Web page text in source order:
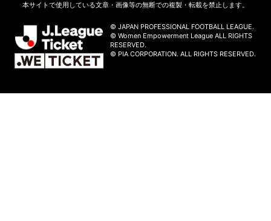
本サイトで使用している文章・画像等の無断での複製・転載を禁止します。
© JAPAN PROFESSIONAL FOOTBALL LEAGUE.
© Women Empowerment League ALL RIGHTS
RESERVED.
© PIA CORPORATION. ALL RIGHTS RESERVED.